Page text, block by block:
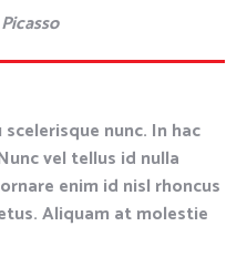
nunc. In hac
vel tellus id nulla
enim id nisl rhoncus
Aliquam at molestie